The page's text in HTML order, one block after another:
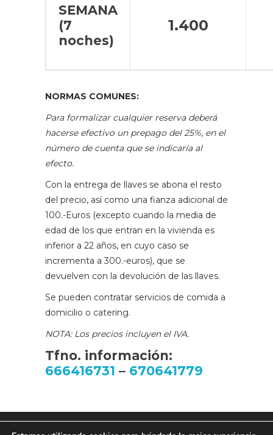
SEMANA
(7
noches)
1.400
NORMAS COMUNES:
Para formalizar cualquier reserva deberá
hacerse efectivo un prepago del 25%, en el
número de cuenta que se indicaría al
efecto.
Con la entrega de llaves se abona el resto
del precio, así como una fianza adicional de
100.-Euros (excepto cuando la media de
edad de los que entran en la vivienda es
inferior a 22 años, en cuyo caso se
incrementa a 300.-euros), que se
devuelven con la devolución de las llaves.
Se pueden contratar servicios de comida a
domicilio o catering.
NOTA: Los precios incluyen el IVA.
Tfno. información:
666416731 – 670641779